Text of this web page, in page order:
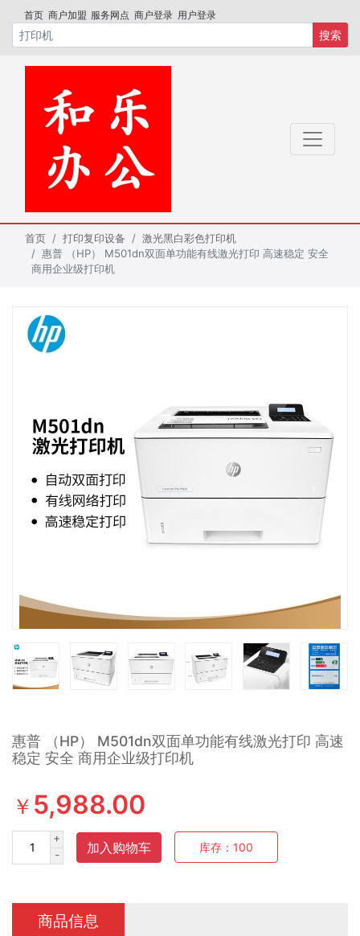
首页 商户加盟 服务网点 商户登录 用户登录
搜索
首页 打印复印设备
激光黑白彩色打印机
惠普 （HP） M501dn双面单功能有线激光打印 高速稳定 安全
商用企业级打印机
惠普 （HP） M501dn双面单功能有线激光打印 高速
稳定 安全 商用企业级打印机
￥ 5,988.00
+
-
加入购物车 库存： 100
商品信息